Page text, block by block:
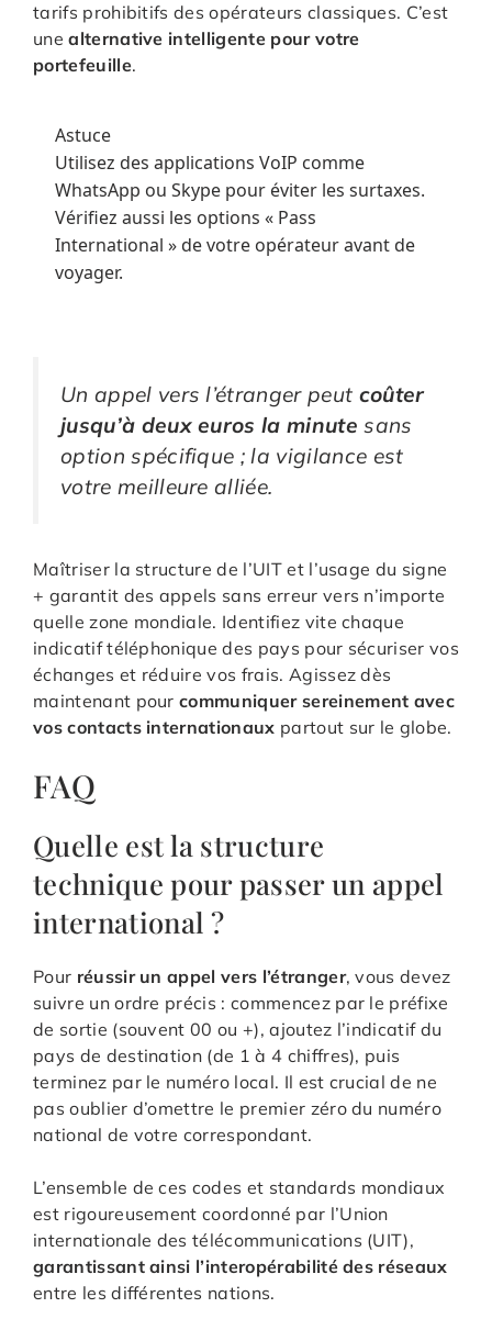
tarifs prohibitifs des opérateurs classiques. C’est
unealternative intelligente pour votre
portefeuille.
Astuce
Utilisez des applications VoIP comme
WhatsApp ou Skype pour éviter les surtaxes.
Vérifiez aussi les options « Pass
International » de votre opérateur avant de
voyager.
Un appel vers l’étranger peut coûter
jusqu’à deux euros la minute sans
option spécifique ; la vigilance est
votre meilleure alliée.
Maîtriser la structure de l’UIT et l’usage du signe
+ garantit des appels sans erreur vers n’importe
quelle zone mondiale. Identifiez vite chaque
indicatif téléphonique des pays pour sécuriser vos
échanges et réduire vos frais. Agissez dès
maintenant pourcommuniquer sereinement avec
vos contacts internationaux partout sur le globe.
FAQ
Quelle est la structure
technique pour passer un appel
international ?
Pour réussir un appel vers l’étranger, vous devez
suivre un ordre précis : commencez par le préfixe
de sortie (souvent 00 ou +), ajoutez l’indicatif du
pays de destination (de 1 à 4 chiffres), puis
terminez par le numéro local. Il est crucial de ne
pas oublier d’omettre le premier zéro du numéro
national de votre correspondant.
L’ensemble de ces codes et standards mondiaux
est rigoureusement coordonné par l’Union
internationale des télécommunications (UIT),
garantissant ainsi l’interopérabilité des réseaux
entre les différentes nations.